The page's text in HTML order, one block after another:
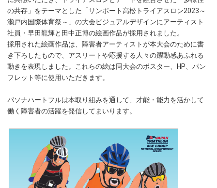
の共存」をテーマとした「サンポート高松トライアスロン2023～
瀬戸内国際体育祭～」の大会ビジュアルデザインにアーティスト
社員・早田龍輝と田中正博の絵画作品が採用されました。
採用された絵画作品は、障害者アーティストが本大会のために書
き下ろしたもので、アスリートや応援する人々の躍動感あふれる
動きを表現しました。これらの絵は同大会のポスター、HP、パン
フレット等に使用いただきます。
パソナハートフルは本取り組みを通して、才能・能力を活かして
働く障害者の活躍を発信してまいります。